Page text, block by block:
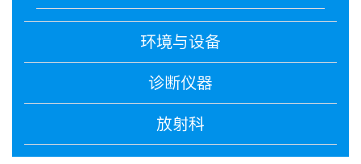
环境与设备
诊断仪器
放射科